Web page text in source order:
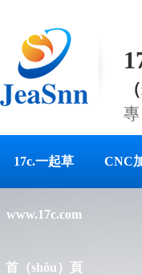
17c.一起草
www.17c.com
首（shǒu）頁
CNC